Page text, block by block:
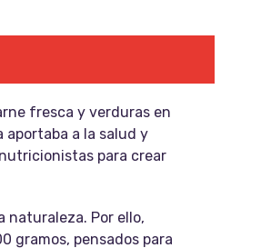
fresca y verduras en
aportaba a la salud y
para crear
naturaleza. Por ello,
gramos, pensados para